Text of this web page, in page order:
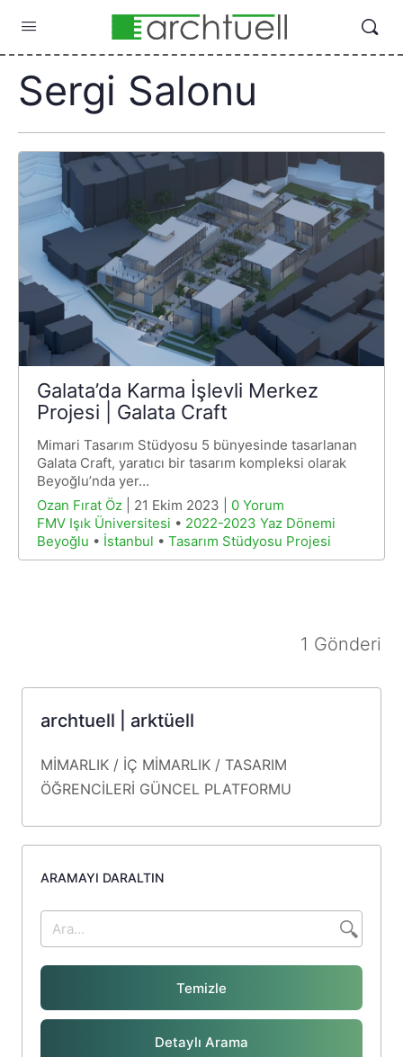
Sergi Salonu
Galata’da Karma İşlevli Merkez
Projesi | Galata Craft
Mimari Tasarım Stüdyosu 5 bünyesinde tasarlanan
Galata Craft, yaratıcı bir tasarım kompleksi olarak
Beyoğlu’nda yer…
Ozan Fırat Öz | 21 Ekim 2023 | 0 Yorum
FMV Işık Üniversitesi • 2022-2023 Yaz Dönemi
Beyoğlu • İstanbul • Tasarım Stüdyosu Projesi
1 Gönderi
archtuell | arktüell
MİMARLIK / İÇ MİMARLIK / TASARIM
ÖĞRENCİLERİ GÜNCEL PLATFORMU
ARAMAYI DARALTIN
Temizle
Detaylı Arama